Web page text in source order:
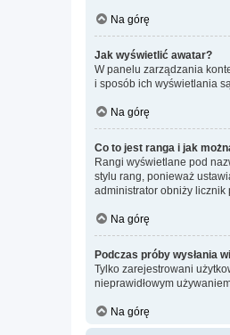
Na górę
Jak wyświetlić awatar?
W panelu zarządzania
i sposób ich wyświetlania
Na górę
Co to jest ranga i jak
Rangi wyświetlane pod
stylu rang, ponieważ
administrator obniży licznik
Na górę
Podczas próby wysłania
Tylko zarejestrowani
nieprawidłowym
Na górę